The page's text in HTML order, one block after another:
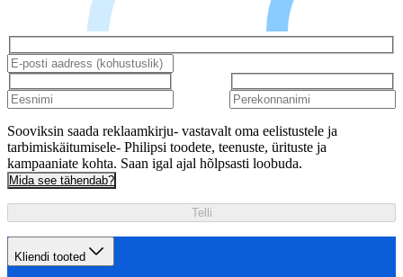
Sooviksin saada reklaamkirju- vastavalt oma eelistustele ja
tarbimiskäitumisele- Philipsi toodete, teenuste, ürituste ja
kampaaniate kohta. Saan igal ajal hõlpsasti loobuda.
Mida see tähendab?
Telli
Kliendi tooted